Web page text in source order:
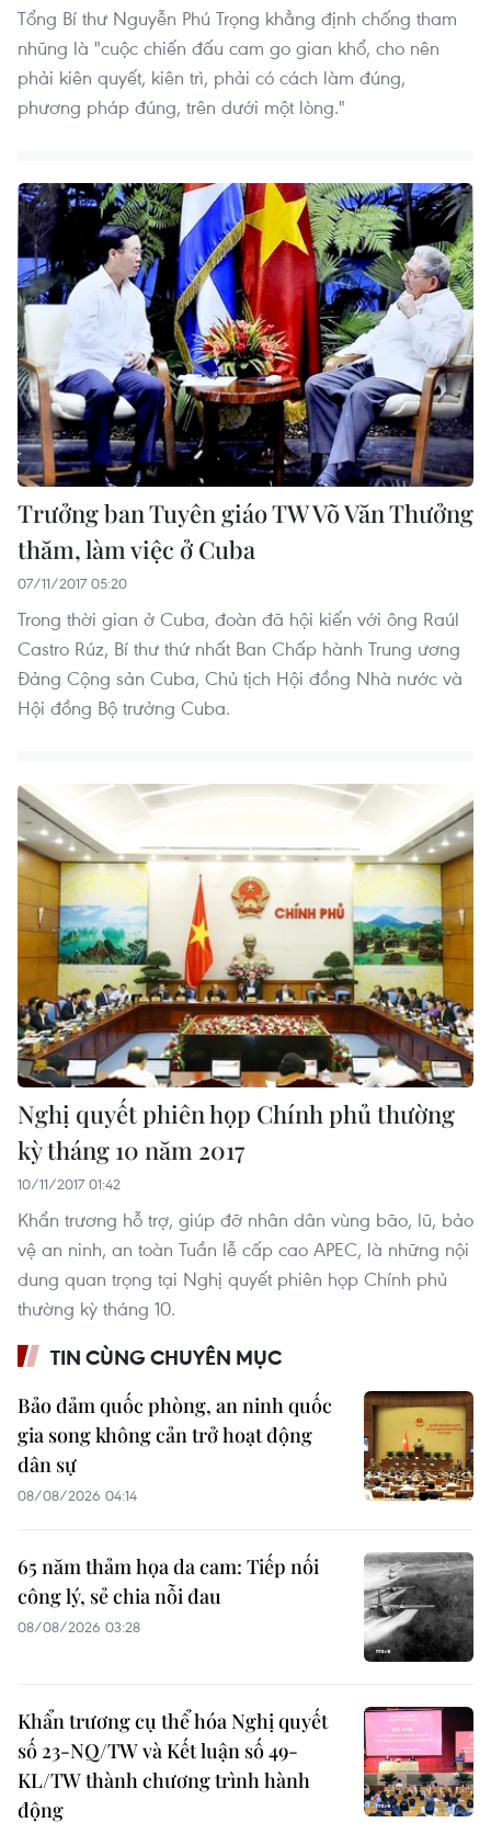
Tổng Bí thư Nguyễn Phú Trọng khẳng định chống tham
nhũng là "cuộc chiến đấu cam go gian khổ, cho nên
phải kiên quyết, kiên trì, phải có cách làm đúng,
phương pháp đúng, trên dưới một lòng."
Trưởng ban Tuyên giáo TW Võ Văn Thưởng
thăm, làm việc ở Cuba
07/11/2017 05:20
Trong thời gian ở Cuba, đoàn đã hội kiến với ông Raúl
Castro Rúz, Bí thư thứ nhất Ban Chấp hành Trung ương
Đảng Cộng sản Cuba, Chủ tịch Hội đồng Nhà nước và
Hội đồng Bộ trưởng Cuba.
Nghị quyết phiên họp Chính phủ thường
kỳ tháng 10 năm 2017
10/11/2017 01:42
Khẩn trương hỗ trợ, giúp đỡ nhân dân vùng bão, lũ, bảo
vệ an ninh, an toàn Tuần lễ cấp cao APEC, là những nội
dung quan trọng tại Nghị quyết phiên họp Chính phủ
thường kỳ tháng 10.
TIN CÙNG CHUYÊN MỤC
Bảo đảm quốc phòng, an ninh quốc
gia song không cản trở hoạt động
dân sự
08/08/2026 04:14
65 năm thảm họa da cam: Tiếp nối
công lý, sẻ chia nỗi đau
08/08/2026 03:28
Khẩn trương cụ thể hóa Nghị quyết
số 23-NQ/TW và Kết luận số 49-
KL/TW thành chương trình hành
động